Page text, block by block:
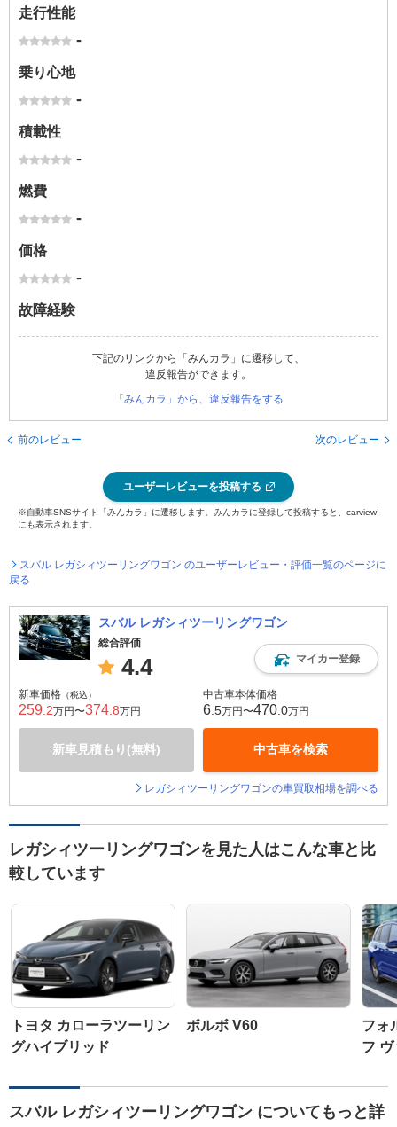
走行性能
-
乗り心地
-
積載性
-
燃費
-
価格
-
故障経験
下記のリンクから「みんカラ」に遷移して、
違反報告ができます。
「みんカラ」から、違反報告をする
前のレビュー 次のレビュー
ユーザーレビューを投稿する
※自動車SNSサイト「みんカラ」に遷移します。みんカラに登録して投稿すると、carview!
にも表示されます。
スバル レガシィツーリングワゴン のユーザーレビュー・評価一覧のページに
戻る
スバル レガシィツーリングワゴン
総合評価
4.4 マイカー登録
新車価格 （税込）
259 .2万円〜374 .8万円
新車見積もり(無料)
中古車本体価格
6 .5万円〜470 .0万円
中古車を検索
レガシィツーリングワゴンの車買取相場を調べる
レガシィツーリングワゴンを見た人はこんな車と比
較しています
トヨタ カローラツーリン
グハイブリッド
ボルボ V60
フォ
フ
スバル レガシィツーリングワゴン についてもっと詳